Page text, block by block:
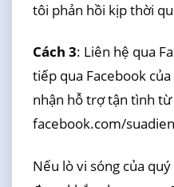
tôi phản hồi kịp thời
Cách 3: Liên hệ qua
tiếp qua Facebook
nhận hỗ trợ tận tình từ
facebook.com/
Nếu lò vi sóng của